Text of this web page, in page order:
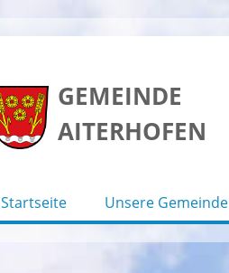
GEMEINDE
AITERHOFEN
Startseite Unsere Gemeinde